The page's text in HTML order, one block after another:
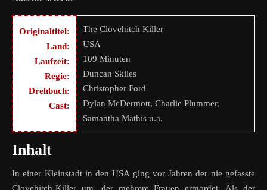
Originaltitel:
Land:
Laufzeit:
Regie:
Drehbuch:
Cast:
The Clovehitch Killer
USA
109 Minuten
Duncan Skiles
Christopher Ford
Dylan McDermott, Charlie Plummer,
Samantha Mathis u.a.
Inhalt
In einer Kleinstadt in den USA ging vor Jahren der nie gefasste